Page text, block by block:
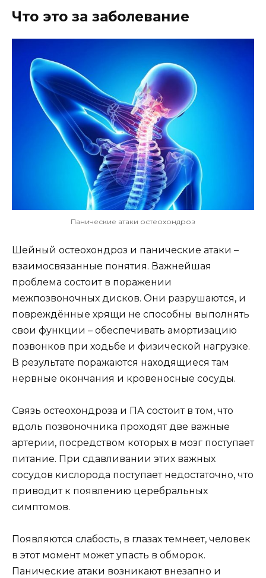
Что это за заболевание
Панические атаки остеохондроз
Шейный остеохондроз и панические атаки –
взаимосвязанные понятия. Важнейшая
проблема состоит в поражении
межпозвоночных дисков. Они разрушаются, и
повреждённые хрящи не способны выполнять
свои функции – обеспечивать амортизацию
позвонков при ходьбе и физической нагрузке.
В результате поражаются находящиеся там
нервные окончания и кровеносные сосуды.
Связь остеохондроза и ПА состоит в том, что
вдоль позвоночника проходят две важные
артерии, посредством которых в мозг поступает
питание. При сдавливании этих важных
сосудов кислорода поступает недостаточно, что
приводит к появлению церебральных
симптомов.
Появляются слабость, в глазах темнеет, человек
в этот момент может упасть в обморок.
Панические атаки возникают внезапно и